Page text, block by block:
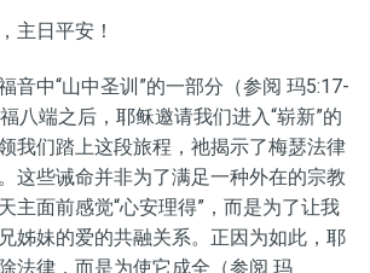
主日 平安！
音中“山中圣训 ”的一部分（参阅 玛5:17-
八端之后，耶稣邀请我们进入“崭新”的
我们踏上这段旅程，祂揭示了梅瑟法律
这些诫命并非为了满足一种外在的宗教
主面前感觉“心安理得”，而是为了让我
姊妹的爱的共融关系。正因为如此，耶
法律，而是为使它成全 （参阅 玛